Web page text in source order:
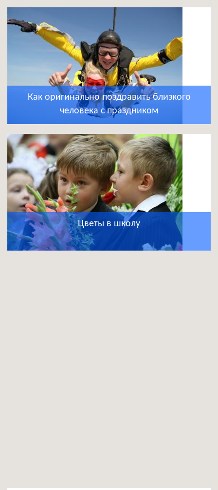
Как оригинально поздравить близкого
человека с праздником
Цветы в школу